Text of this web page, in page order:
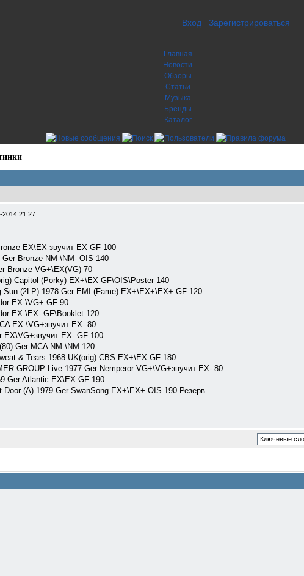
Вход Зарегистрироваться
Главная
Новости
Обзоры
Статьи
Музыка
Бренды
Каталог
2014 21:27
EX\EX-звучит EX GF 100
Bronze NM-\NM- OIS 140
Bronze VG+\EX(VG) 70
Capitol (Porky) EX+\EX GF\OIS\Poster 140
(2LP) 1978 Ger EMI (Fame) EX+\EX+\EX+ GF 120
EX-\VG+ GF 90
EX-\EX- GF\Booklet 120
EX-\VG+звучит EX- 80
EX\VG+звучит EX- GF 100
Ger MCA NM-\NM 120
& Tears 1968 UK(orig) CBS EX+\EX GF 180
GROUP Live 1977 Ger Nemperor VG+\VG+звучит EX- 80
Ger Atlantic EX\EX GF 190
Door (A) 1979 Ger SwanSong EX+\EX+ OIS 190 Резерв